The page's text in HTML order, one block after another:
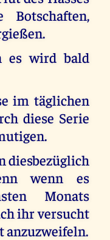
es wird bald
im täglichen
diese Serie
diesbezüglich
wenn es
Monats
ihr versucht
anzuzweifeln.